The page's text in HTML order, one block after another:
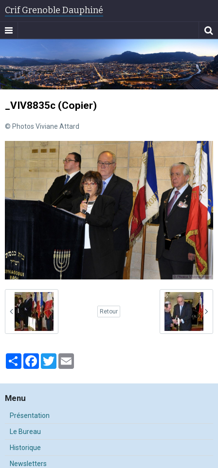
Crif Grenoble Dauphiné
_VIV8835c (Copier)
© Photos Viviane Attard
Retour
PartagerFacebook
Twitter
Menu
Présentation
Le Bureau
Historique
Newsletters